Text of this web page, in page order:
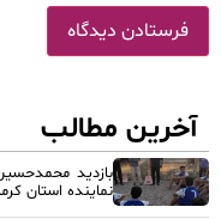
آخرین مطالب
بازدید
نماینده استان